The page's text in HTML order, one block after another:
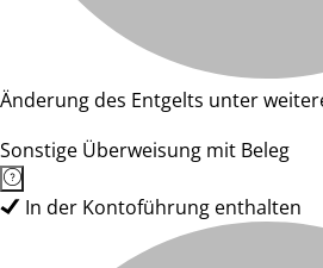
Änderung des Entgelts unter
Sonstige Überweisung mit Beleg
In der Kontoführung enthalten